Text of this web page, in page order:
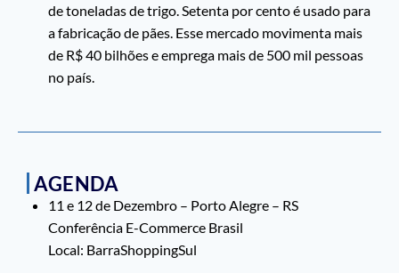
de toneladas de trigo. Setenta por cento é usado para
a fabricação de pães. Esse mercado movimenta mais
de R$ 40 bilhões e emprega mais de 500 mil pessoas
no país.
AGENDA
11 e 12 de Dezembro – Porto Alegre – RS
Conferência E-Commerce Brasil
Local: BarraShoppingSul